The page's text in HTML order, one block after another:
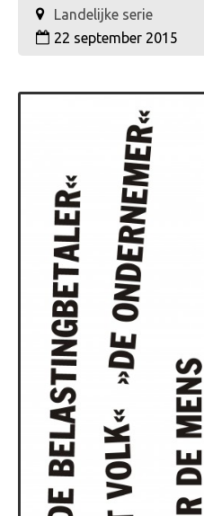
Landelijke serie
22 september 2015